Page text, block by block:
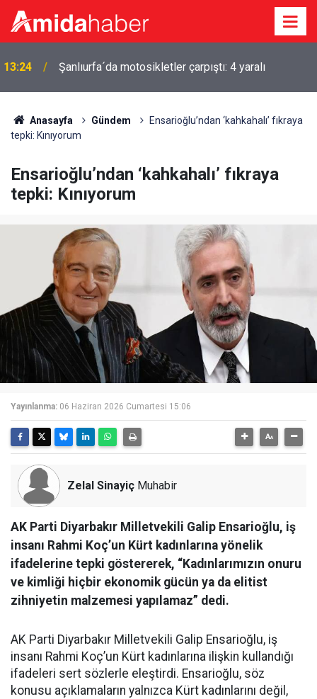
13:24 Şanlıurfa´da motosikletler çarpıştı: 4 yaralı
Anasayfa Gündem
Ensarioğlu’ndan ‘kahkahalı’ fıkraya
tepki: Kınıyorum
Ensarioğlu’ndan ‘kahkahalı’ fıkraya
tepki: Kınıyorum
Yayınlanma: 06 Haziran 2026 Cumartesi 15:06
Zelal Sinayiç Muhabir
AK Parti Diyarbakır Milletvekili Galip Ensarioğlu, iş
insanı Rahmi Koç’un Kürt kadınlarına yönelik
ifadelerine tepki göstererek, “Kadınlarımızın onuru
ve kimliği hiçbir ekonomik gücün ya da elitist
zihniyetin malzemesi yapılamaz” dedi.
AK Parti Diyarbakır Milletvekili Galip Ensarioğlu, iş
insanı Rahmi Koç’un Kürt kadınlarına ilişkin kullandığı
ifadeleri sert sözlerle eleştirdi. Ensarioğlu, söz
konusu açıklamaların yalnızca Kürt kadınlarını değil,